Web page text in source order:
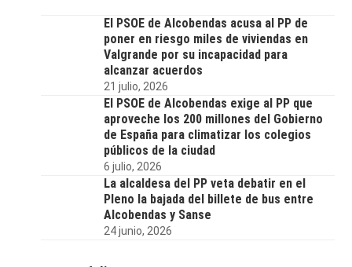
El PSOE de Alcobendas acusa al PP de
poner en riesgo miles de viviendas en
Valgrande por su incapacidad para
alcanzar acuerdos
21 julio, 2026
El PSOE de Alcobendas exige al PP que
aproveche los 200 millones del Gobierno
de España para climatizar los colegios
públicos de la ciudad
6 julio, 2026
La alcaldesa del PP veta debatir en el
Pleno la bajada del billete de bus entre
Alcobendas y Sanse
24 junio, 2026